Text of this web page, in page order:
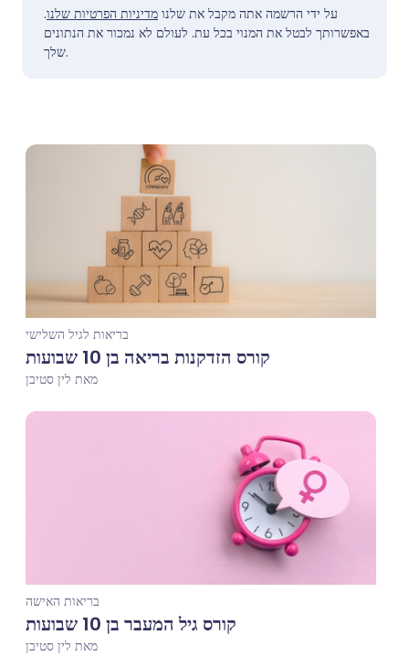
על ידי הרשמה אתה מקבל את שלנו מדיניות הפרטיות שלנו.
באפשרותך לבטל את המנוי בכל עת. לעולם לא נמכור את הנתונים
שלך.
בריאות לגיל השלישי
קורס הזדקנות בריאה בן 10 שבועות
מאת לין סטיבן
בריאות האישה
קורס גיל המעבר בן 10 שבועות
מאת לין סטיבן